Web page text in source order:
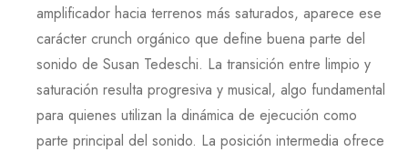
amplificador hacia terrenos más saturados, aparece ese
carácter crunch orgánico que define buena parte del
sonido de Susan Tedeschi. La transición entre limpio y
saturación resulta progresiva y musical, algo fundamental
para quienes utilizan la dinámica de ejecución como
parte principal del sonido. La posición intermedia ofrece